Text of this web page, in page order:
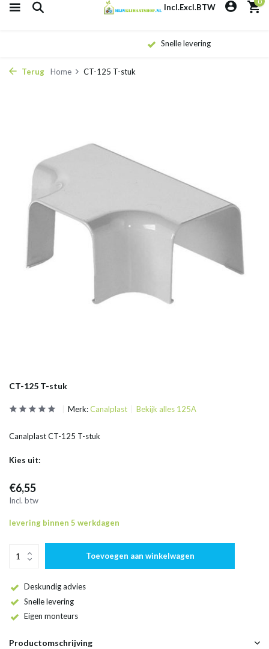
Incl.Excl.BTW
Snelle levering
Terug Home CT-125 T-stuk
CT-125 T-stuk
Merk:Canalplast Bekijk alles 125A
Canalplast CT-125 T-stuk
Kies uit:
€6,55
Incl. btw
levering binnen 5 werkdagen
Toevoegen aan winkelwagen
Deskundig advies
Snelle levering
Eigen monteurs
Productomschrijving